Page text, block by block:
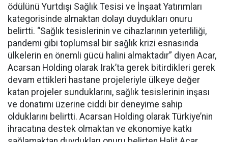
ödülünü Yurtdışı Sağlık Tesisi ve İnşaat Yatırımları
kategorisinde almaktan dolayı duydukları onuru
belirtti. “Sağlık tesislerinin ve cihazlarının yeterliliği,
pandemi gibi toplumsal bir sağlık krizi esnasında
ülkelerin en önemli gücü halini almaktadır” diyen Acar,
Acarsan Holding olarak Irak’ta gerek bitirdikleri gerek
devam ettikleri hastane projeleriyle ülkeye değer
katan projeler sunduklarını, sağlık tesislerinin inşası
ve donatımı üzerine ciddi bir deneyime sahip
olduklarını belirtti. Acarsan Holding olarak Türkiye’nin
ihracatına destek olmaktan ve ekonomiye katkı